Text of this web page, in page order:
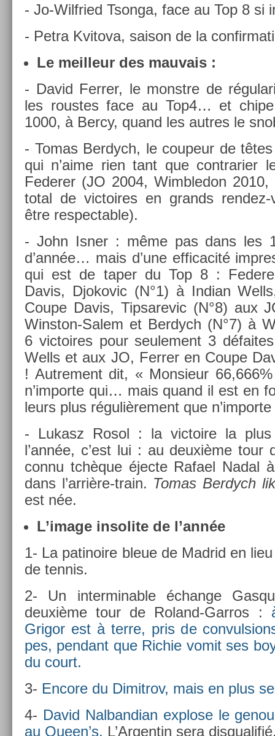
- Jo-Wilfried Tson­ga, face au Top 8 si
- Petra Kvitova, saison de la
Le meil­leur des mauvais :
- David Ferr­er, le monstre de
les rous­tes face au Top4… et
1000, à Bercy, quand les aut­res le
- Tomas Be­rdych, le co­upeur de têtes
qui n’aime rien tant que contra­ri­er
Feder­er (JO 2004, Wimbledon
total de vic­toires en grands
être re­spect­able).
- John Isner : même pas dans les
d’année… mais d’une ef­ficacité
qui est de taper du Top 8 :
Davis, Djokovic (N°1) à In­dian
Coupe Davis, Tip­sarevic (N°8) aux
Winston-Salem et Be­rdych (N°7) à
6 vic­toires pour seule­ment 3
Wells et aux JO, Ferr­er en Coupe
! Aut­re­ment dit, « Mon­sieur
n’im­porte qui… mais quand il est en
leurs plus réguliè­re­ment que
- Lukasz Rosol : la vic­toire la plus
l’année, c’est lui : au deuxième tour
connu tchèque éjecte Rafael Nadal
dans l’arrière-train. Tomas Be­rdych
est née.
L’image in­solite de l’année
1- La patinoire bleue de Mad­rid en
de ten­nis.
2- Un in­ter­min­able échan­ge
deuxième tour de Roland-Garros :
Grigor est à terre, pris de
pes, pen­dant que Ric­hie vomit ses
du court.
3- En­core du Di­mit­rov, mais en plus
4- David Nal­bandian ex­plose le
au Queen’s. L’Ar­gentin sera